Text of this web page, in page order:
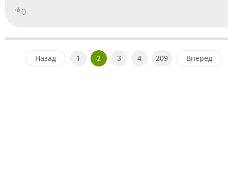
0
Назад 1 2 3 4 209 Вперед